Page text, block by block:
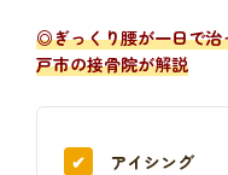
◎ぎっくり腰が一日で
戸市の接骨院が解説
アイシング